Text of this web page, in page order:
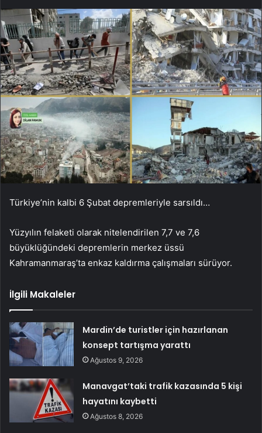
Türkiye’nin kalbi 6 Şubat depremleriyle sarsıldı…
Yüzyılın felaketi olarak nitelendirilen 7,7 ve 7,6
büyüklüğündeki depremlerin merkez üssü
Kahramanmaraş’ta enkaz kaldırma çalışmaları sürüyor.
İlgili Makaleler
Mardin’de turistler için hazırlanan
konsept tartışma yarattı
Ağustos 9, 2026
Manavgat’taki trafik kazasında 5 kişi
hayatını kaybetti
Ağustos 8, 2026